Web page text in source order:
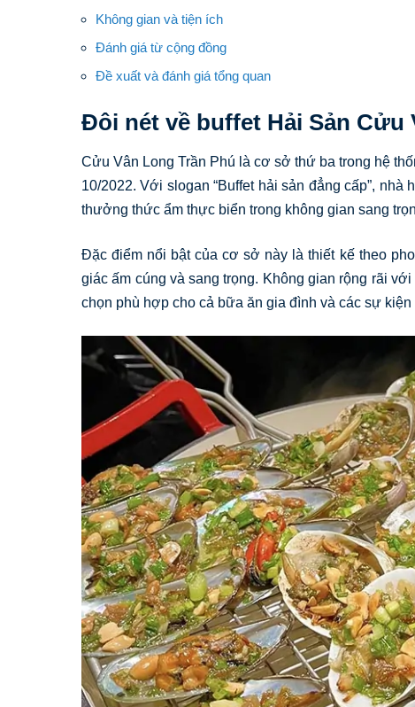
Không gian và tiện ích
Đánh giá từ cộng đồng
Đề xuất và đánh giá tổng quan
Đôi nét về buffet Hải Sản Cửu
Cửu Vân Long Trần Phú là cơ sở thứ ba trong hệ
10/2022. Với slogan “Buffet hải sản đẳng cấp”,
thưởng thức ẩm thực biển trong không gian sang
Đặc điểm nổi bật của cơ sở này là thiết kế theo
giác ấm cúng và sang trọng. Không gian rộng rãi
chọn phù hợp cho cả bữa ăn gia đình và các sự kiện